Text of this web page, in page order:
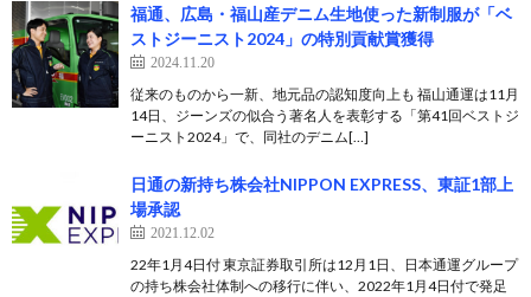
福通、広島・福山産デニム生地使った新制服が「ベ
ストジーニスト2024」の特別貢献賞獲得
2024.11.20
従来のものから一新、地元品の認知度向上も 福山通運は11月
14日、ジーンズの似合う著名人を表彰する「第41回ベストジ
ーニスト2024」で、同社のデニム[…]
日通の新持ち株会社NIPPON EXPRESS、東証1部上
場承認
2021.12.02
22年1月4日付 東京証券取引所は12月1日、日本通運グループ
の持ち株会社体制への移行に伴い、2022年1月4日付で発足